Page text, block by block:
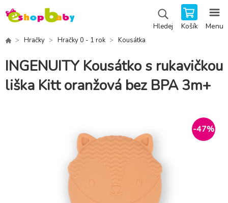
Hledej Košík Menu
Hračky Hračky 0 - 1 rok Kousátka
INGENUITY Kousátko s rukavičkou
liška Kitt oranžová bez BPA 3m+
-47%